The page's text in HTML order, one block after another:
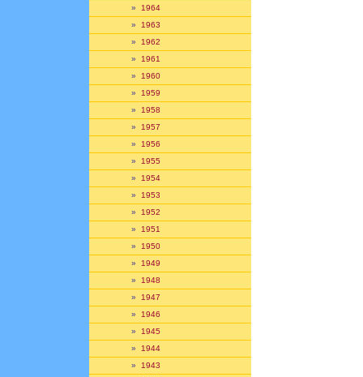
» 1964
» 1963
» 1962
» 1961
» 1960
» 1959
» 1958
» 1957
» 1956
» 1955
» 1954
» 1953
» 1952
» 1951
» 1950
» 1949
» 1948
» 1947
» 1946
» 1945
» 1944
» 1943